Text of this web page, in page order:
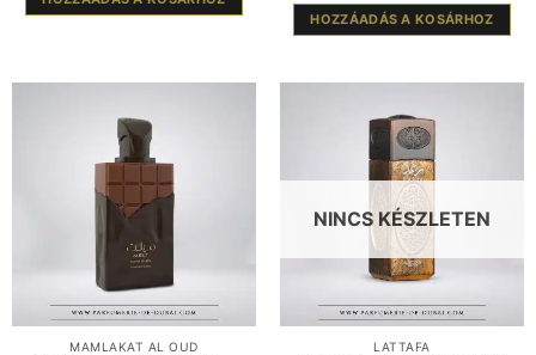
HOZZÁADÁS A KOSÁRHOZ
MAMLAKAT AL OUD
NINCS KÉSZLETEN
LATTAFA